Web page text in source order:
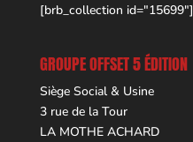
[brb_collection id="15699"]
GROUPE OFFSET 5 ÉDITION
Siège Social & Usine
3 rue de la Tour
LA MOTHE ACHARD